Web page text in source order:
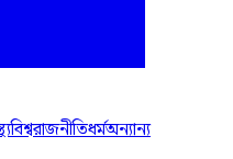
বিশ্বরাজনীতিধর্মঅন্যান্য